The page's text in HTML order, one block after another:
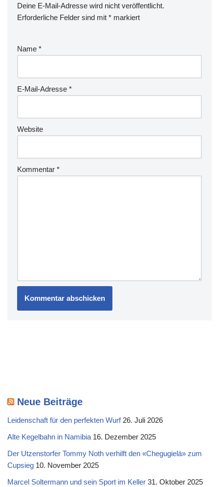
Deine E-Mail-Adresse wird nicht veröffentlicht.
Erforderliche Felder sind mit * markiert
Name *
E-Mail-Adresse *
Website
Kommentar *
Neue Beiträge
Leidenschaft für den perfekten Wurf 26. Juli 2026
Alte Kegelbahn in Namibia 16. Dezember 2025
Der Utzenstorfer Tommy Noth verhilft den «Chegugielä» zum
Cupsieg 10. November 2025
Marcel Soltermann und sein Sport im Keller 31. Oktober 2025